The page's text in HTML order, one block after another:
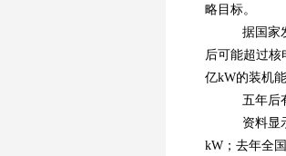
略目标。
据国家
后可能超过核
亿kW的装机能
五年后
资料显
kW；去年全